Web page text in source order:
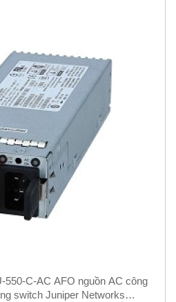
550-C-AC AFO nguồn AC công
switch Juniper Networks